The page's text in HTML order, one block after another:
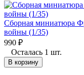
Сборная миниатюра
войны (1/35)
990 ₽
Осталась 1 шт.
В корзину